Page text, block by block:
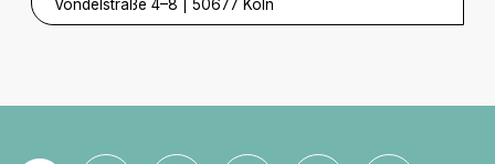
Vondelstraße 4–8 50677 Köln